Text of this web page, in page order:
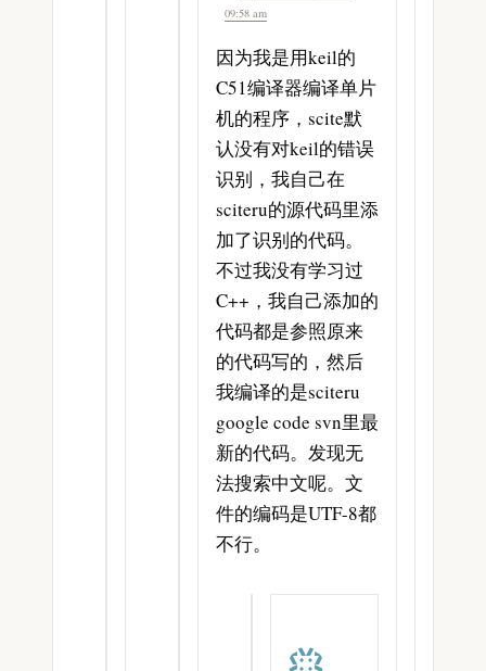
09:58 am
因为我是用keil的
C51编译器编译单片
机的程序，scite默
认没有对keil的错误
识别，我自己在
sciteru的源代码里添
加了识别的代码。
不过我没有学习过
C++，我自己添加的
代码都是参照原来
的代码写的，然后
我编译的是sciteru
google code svn里最
新的代码。发现无
法搜索中文呢。文
件的编码是UTF-8都
不行。